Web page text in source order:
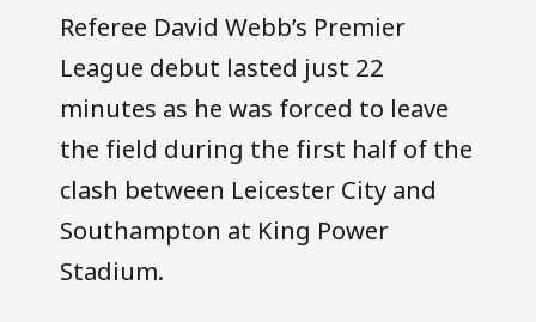
Referee David Webb’s Premier
League debut lasted just 22
minutes as he was forced to leave
the field during the first half of the
clash between Leicester City and
Southampton at King Power
Stadium.